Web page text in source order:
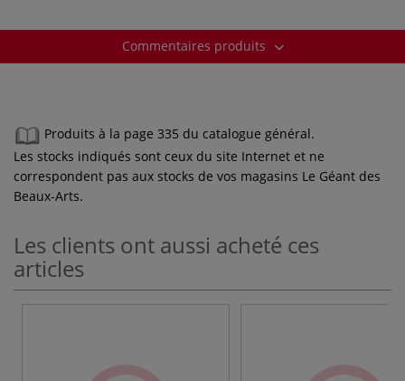
Commentaires produits
Produits à la page 335 du catalogue général.
Les stocks indiqués sont ceux du site Internet et ne
correspondent pas aux stocks de vos magasins Le Géant des
Beaux-Arts.
Les clients ont aussi acheté ces
articles